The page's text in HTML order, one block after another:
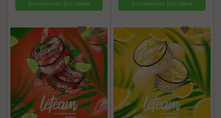
Бесплатная доставка Бесплатная доставка